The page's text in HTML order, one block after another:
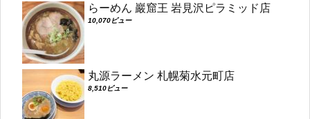
らーめん 巖窟王 岩見沢ピラミッド店
10,070ビュー
丸源ラーメン 札幌菊水元町店
8,510ビュー